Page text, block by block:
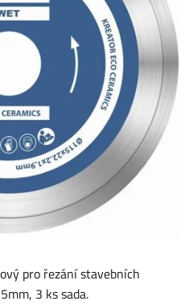
pro řezání stavebních
3 ks sada.